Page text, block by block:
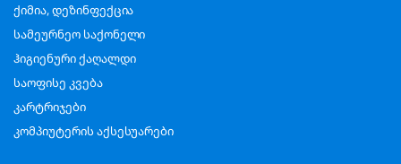
ქიმია, დეზინფექცია
სამეურნეო საქონელი
ჰიგიენური ქაღალდი
საოფისე კვება
კარტრიჯები
კომპიუტერის აქსესუარები